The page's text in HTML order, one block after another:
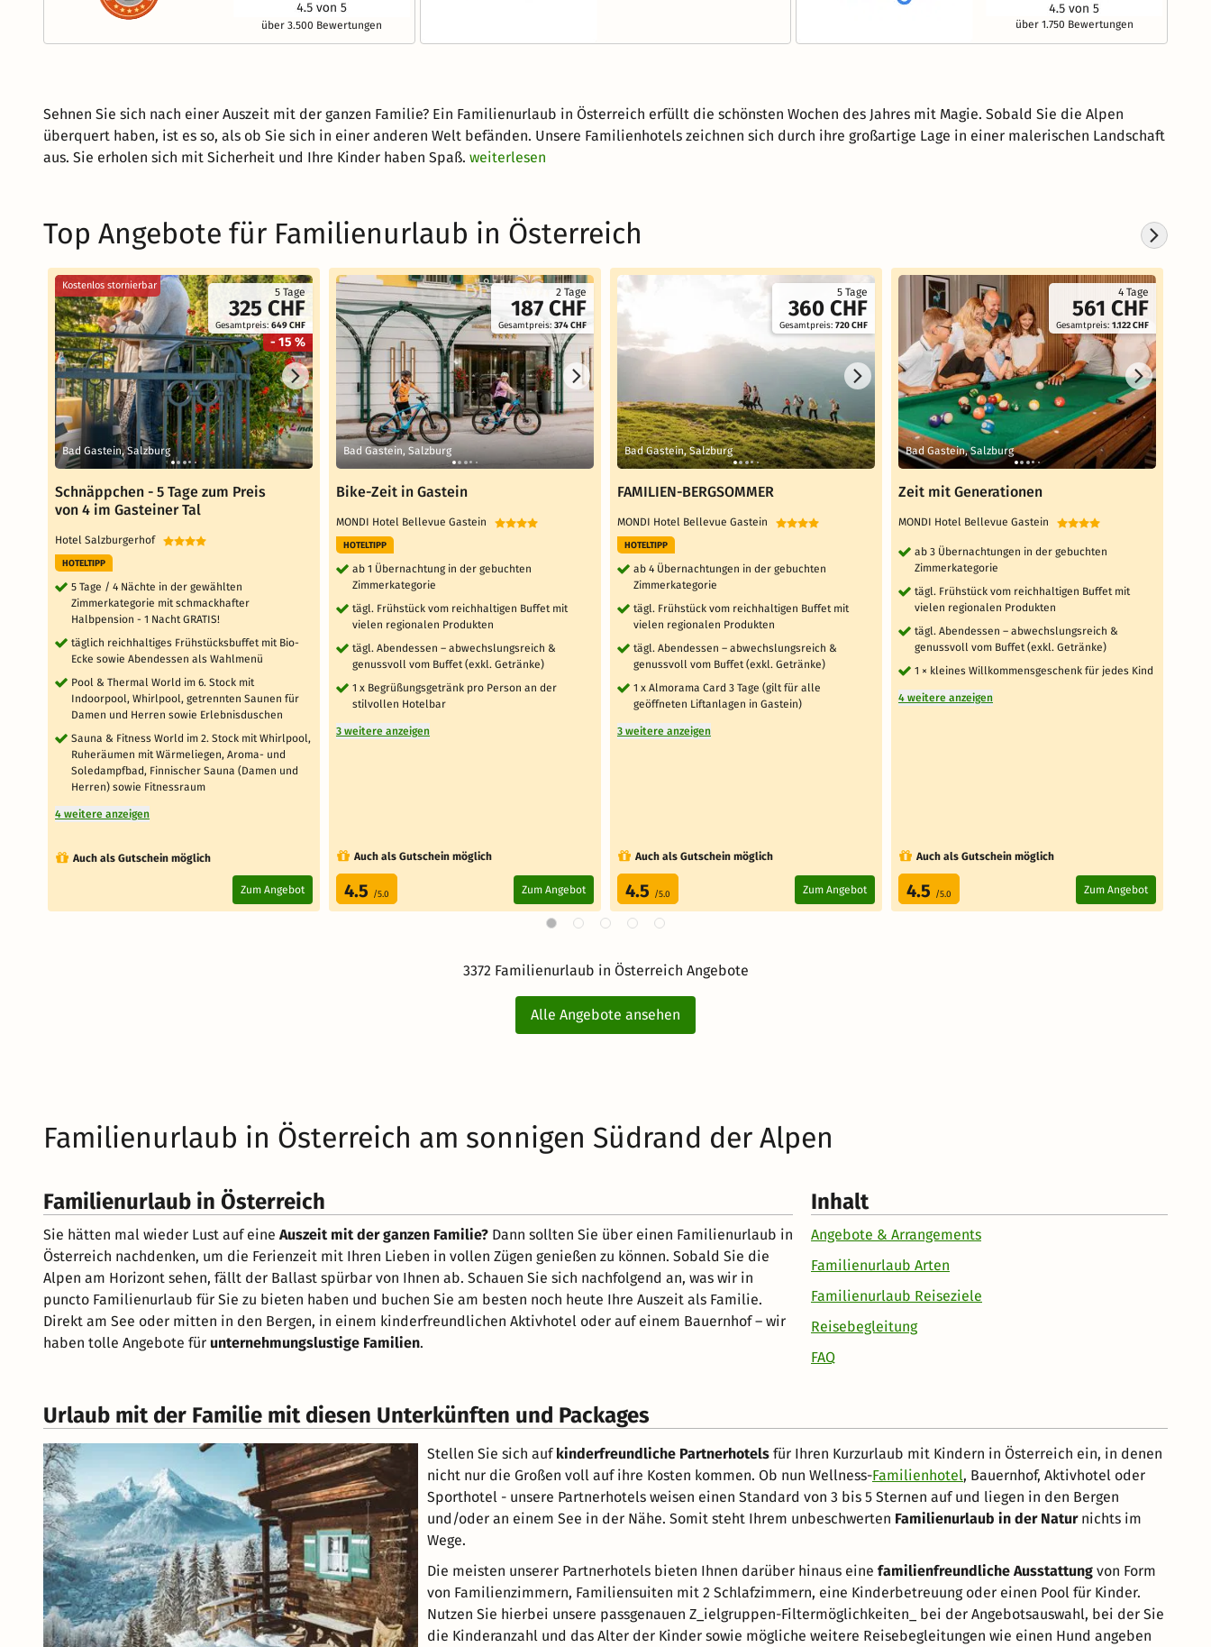
über 3.500 Bewertungen über 1.750 Bewertungen
Sehnen Sie sich nach einer Auszeit mit der ganzen Familie? Ein Familienurlaub in Österreich erfüllt die schönsten Wochen des Jahres mit Magie. Sobald Sie die Alpen
überquert haben, ist es so, als ob Sie sich in einer anderen Welt befänden. Unsere Familienhotels zeichnen sich durch ihre großartige Lage in einer malerischen Landschaft
aus. Sie erholen sich mit Sicherheit und Ihre Kinder haben Spaß. weiterlesen
Top Angebote für Familienurlaub in Österreich
5 Tage
325 CHF
Gesamtpreis: 649 CHF
- 15 %
Kostenlos stornierbar
Bad Gastein, Salzburg
Schnäppchen - 5 Tage zum Preis
von 4 im Gasteiner Tal
Hotel Salzburgerhof
HOTELTIPP
5 Tage / 4 Nächte in der gewählten
Zimmerkategorie mit schmackhafter
Halbpension - 1 Nacht GRATIS!
täglich reichhaltiges Frühstücksbuffet mit Bio-
Ecke sowie Abendessen als Wahlmenü
Pool & Thermal World im 6. Stock mit
Indoorpool, Whirlpool, getrennten Saunen für
Damen und Herren sowie Erlebnisduschen
Sauna & Fitness World im 2. Stock mit Whirlpool,
Ruheräumen mit Wärmeliegen, Aroma- und
Soledampfbad, Finnischer Sauna (Damen und
Herren) sowie Fitnessraum
4 weitere anzeigen
Auch als Gutschein möglich
Zum Angebot
2 Tage
187 CHF
Gesamtpreis: 374 CHF
Bad Gastein, Salzburg
Bike-Zeit in Gastein
MONDI Hotel Bellevue Gastein
HOTELTIPP
ab 1 Übernachtung in der gebuchten
Zimmerkategorie
tägl. Frühstück vom reichhaltigen Buffet mit
vielen regionalen Produkten
tägl. Abendessen – abwechslungsreich &
genussvoll vom Buffet (exkl. Getränke)
1 x Begrüßungsgetränk pro Person an der
stilvollen Hotelbar
3 weitere anzeigen
Auch als Gutschein möglich
4.5 /5.0 Zum Angebot
5 Tage
360 CHF
Gesamtpreis: 720 CHF
Bad Gastein, Salzburg
FAMILIEN-BERGSOMMER
MONDI Hotel Bellevue Gastein
HOTELTIPP
ab 4 Übernachtungen in der gebuchten
Zimmerkategorie
tägl. Frühstück vom reichhaltigen Buffet mit
vielen regionalen Produkten
tägl. Abendessen – abwechslungsreich &
genussvoll vom Buffet (exkl. Getränke)
1 x Almorama Card 3 Tage (gilt für alle
geöffneten Liftanlagen in Gastein)
3 weitere anzeigen
Auch als Gutschein möglich
4.5 /5.0 Zum Angebot
4 Tage
561 CHF
Gesamtpreis: 1.122 CHF
Bad Gastein, Salzburg
Zeit mit Generationen
MONDI Hotel Bellevue Gastein
ab 3 Übernachtungen in der gebuchten
Zimmerkategorie
tägl. Frühstück vom reichhaltigen Buffet mit
vielen regionalen Produkten
tägl. Abendessen – abwechslungsreich &
genussvoll vom Buffet (exkl. Getränke)
1 × kleines Willkommensgeschenk für jedes Kind
4 weitere anzeigen
Auch als Gutschein möglich
4.5 /5.0 Zum Angebot
3372 Familienurlaub in Österreich Angebote
Alle Angebote ansehen
Familienurlaub in Österreich am sonnigen Südrand der Alpen
Familienurlaub in Österreich
Sie hätten mal wieder Lust auf eine Auszeit mit der ganzen Familie? Dann sollten Sie über einen Familienurlaub in
Österreich nachdenken, um die Ferienzeit mit Ihren Lieben in vollen Zügen genießen zu können. Sobald Sie die
Alpen am Horizont sehen, fällt der Ballast spürbar von Ihnen ab. Schauen Sie sich nachfolgend an, was wir in
puncto Familienurlaub für Sie zu bieten haben und buchen Sie am besten noch heute Ihre Auszeit als Familie.
Direkt am See oder mitten in den Bergen, in einem kinderfreundlichen Aktivhotel oder auf einem Bauernhof – wir
haben tolle Angebote für unternehmungslustige Familien.
Inhalt
Angebote & Arrangements
Familienurlaub Arten
Familienurlaub Reiseziele
Reisebegleitung
FAQ
Urlaub mit der Familie mit diesen Unterkünften und Packages
Stellen Sie sich aufkinderfreundliche Partnerhotels für Ihren Kurzurlaub mit Kindern in Österreich ein, in denen
nicht nur die Großen voll auf ihre Kosten kommen. Ob nun Wellness-Familienhotel, Bauernhof, Aktivhotel oder
Sporthotel - unsere Partnerhotels weisen einen Standard von 3 bis 5 Sternen auf und liegen in den Bergen
und/oder an einem See in der Nähe. Somit steht Ihrem unbeschwerten Familienurlaub in der Naturnichts im
Wege.
Die meisten unserer Partnerhotels bieten Ihnen darüber hinaus eine familienfreundliche Ausstattung von Form
von Familienzimmern, Familiensuiten mit 2 Schlafzimmern, eine Kinderbetreuung oder einen Pool für Kinder.
Nutzen Sie hierbei unsere passgenauen Z_ielgruppen-Filtermöglichkeiten_ bei der Angebotsauswahl, bei der Sie
die Kinderanzahl und das Alter der Kinder sowie mögliche weitere Reisebegleitungen wie einen Hund angeben